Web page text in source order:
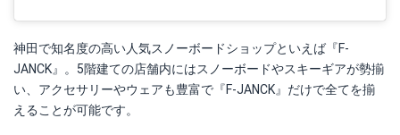
神田で知名度の高い人気スノーボードショップといえば『F-
JANCK』。5階建ての店舗内にはスノーボードやスキーギアが勢揃
い、アクセサリーやウェアも豊富で『F-JANCK』だけで全てを揃
えることが可能です。